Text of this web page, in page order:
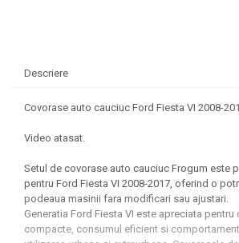
Suport Auto Ochelari
Suporti Numar Inmatriculare
Suporti Pahar Auto
Suporti Telefon Auto
Tetiera Auto
Descriere
Covorase auto cauciuc Ford Fiesta VI 2008-
Video atasat.
Setul de covorase auto cauciuc Frogum este
pentru Ford Fiesta VI 2008-2017, oferind o
podeaua masinii fara modificari sau ajustari.
Generatia Ford Fiesta VI este apreciata pentru
compacte, consumul eficient si